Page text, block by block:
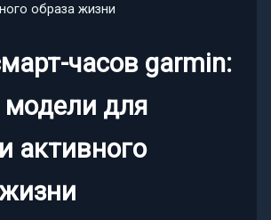
образа жизни
часов garmin:
для
активного